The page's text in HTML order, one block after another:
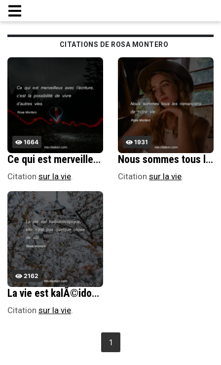
CITATIONS DE ROSA MONTERO
1664
Ce qui est merveilleux avec lâ€™Ã©criture, câ€™est la possibilitÃ© de vivre dâ€™autres vies.
Citation sur la vie.
1931
Nous sommes tous les romanciers de notre vie.
Citation sur la vie.
2162
La vie est kalÃ©idoscopique, elle nâ€™est pas quelque chose de sÃ»r.
Citation sur la vie.
1